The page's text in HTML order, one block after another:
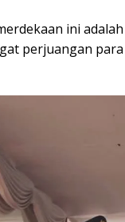
ini
perjuangan